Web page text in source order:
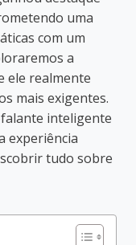
uma
com um
a
ele realmente
mais exigentes.
falante inteligente
experiência
tudo sobre